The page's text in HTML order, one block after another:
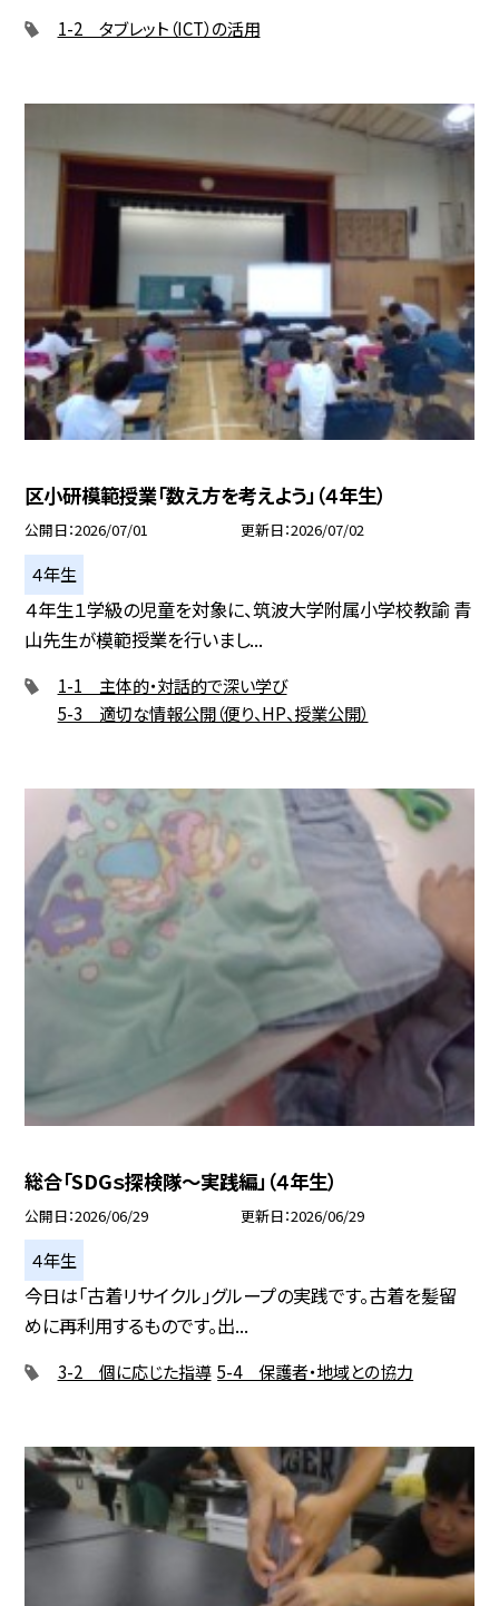
1-2 タブレット（ICT）の活用
区小研模範授業「数え方を考えよう」（４年生）
公開日 2026/07/01 更新日 2026/07/02
４年生
４年生１学級の児童を対象に、筑波大学附属小学校教諭 青
山先生が模範授業を行いまし...
1-1 主体的・対話的で深い学び
5-3 適切な情報公開（便り、HP、授業公開）
総合「SDGｓ探検隊〜実践編」（４年生）
公開日 2026/06/29 更新日 2026/06/29
４年生
今日は「古着リサイクル」グループの実践です。古着を髪留
めに再利用するものです。出...
3-2 個に応じた指導 5-4 保護者・地域との協力